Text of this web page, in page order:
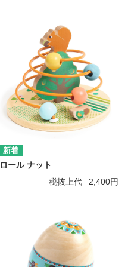
ロール ナット
税抜上代
2,400円